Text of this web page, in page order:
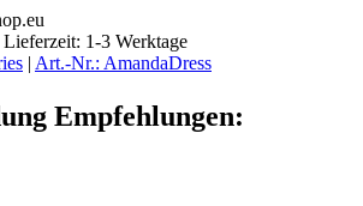
Lieferzeit: 1-3 Werktage
| Art.-Nr.: AmandaDress
Empfehlungen: